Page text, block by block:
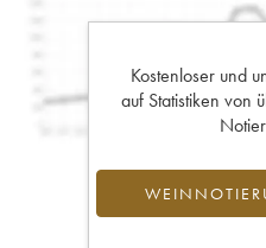
Kostenloser und
auf Statistiken von